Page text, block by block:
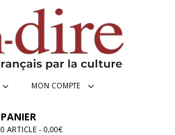
MON COMPTE
PANIER
0 ARTICLE - 0,00€